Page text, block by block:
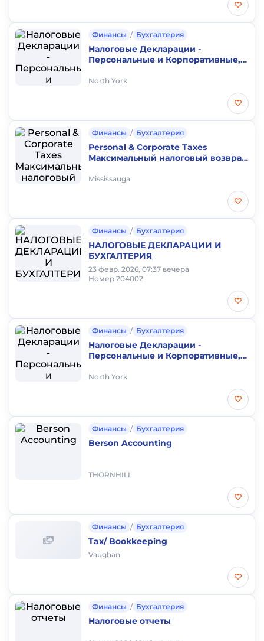
Финансы / Бухгалтерия
Налоговые Декларации -
Персональные и Корпоративные,
North York
Финансы / Бухгалтерия
Personal & Corporate Taxes
Максимальный налоговый возврат
Mississauga
Финансы / Бухгалтерия
НАЛОГОВЫЕ ДЕКЛАРАЦИИ И
БУХГАЛТЕРИЯ
23 февр. 2026, 07:37 вечера
Номер 204002
Финансы / Бухгалтерия
Налоговые Декларации -
Персональные и Корпоративные,
North York
Финансы / Бухгалтерия
Berson Accounting
THORNHILL
Финансы / Бухгалтерия
Tax/ Bookkeeping
Vaughan
Финансы / Бухгалтерия
Налоговые отчеты